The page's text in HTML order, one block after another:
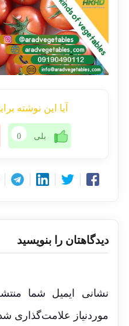
آیا این نوشته
بلی 0
دیدگاهتان را بنویسید
نشانی ایمیل شما
موردنیاز علامت‌گذاری